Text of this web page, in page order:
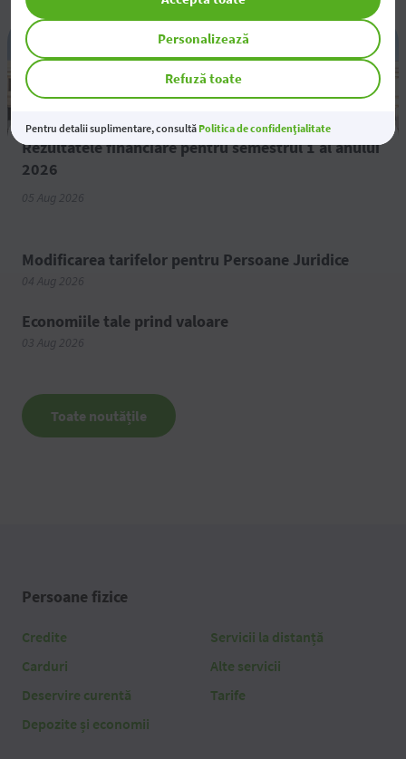
Rezultatele financiare pentru semestrul 1 al anului
2026
05 Aug 2026
Modificarea tarifelor pentru Persoane Juridice
04 Aug 2026
Economiile tale prind valoare
03 Aug 2026
Toate noutățile
Persoane fizice
Credite
Carduri
Deservire curentă
Depozite și economii
Servicii la distanță
Alte servicii
Tarife
Refuză toate
Personalizează
Pentru detalii suplimentare, consultă Politica de confidențialitate